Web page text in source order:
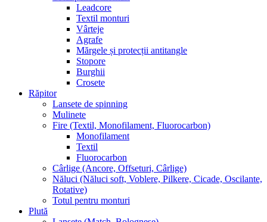
Leadcore
Textil monturi
Vârteje
Agrafe
Mărgele și protecții antitangle
Stopore
Burghii
Crosete
Răpitor
Lansete de spinning
Mulinete
Fire (Textil, Monofilament, Fluorocarbon)
Monofilament
Textil
Fluorocarbon
Cârlige (Ancore, Offseturi, Cârlige)
Năluci (Năluci soft, Voblere, Pilkere, Cicade, Oscilante,
Rotative)
Totul pentru monturi
Plută